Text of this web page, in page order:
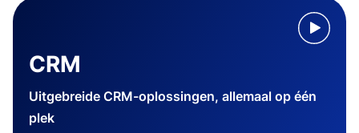
CRM
Uitgebreide CRM-oplossingen, allemaal op één
plek